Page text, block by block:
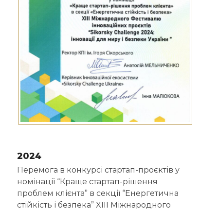
2024
Перемога в конкурсі стартап-проєктів у
номінації “Краще стартап-рішення
проблем клієнта” в секції “Енергетична
стійкість і безпека” XIІІ Міжнародного